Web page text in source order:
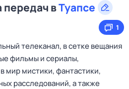
передач вТуапсе
1
телеканал, в сетке вещания
фильмы и сериалы,
мир мистики, фантастики,
расследований, а также